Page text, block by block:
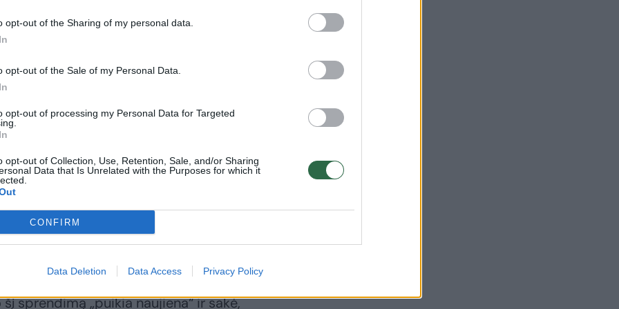
opt-out of the Sharing of my personal data.
opt-out of the Sale of my Personal Data.
opt-out of processing my Personal Data for Targeted
opt-out of Collection, Use, Retention, Sale, and/or Sharing
Data that Is Unrelated with the Purposes for which it
CONFIRM
Data Deletion Data Access Privacy Policy
savo
raginimą
Serbijai
sprendimą „puikia naujiena“ ir sakė,